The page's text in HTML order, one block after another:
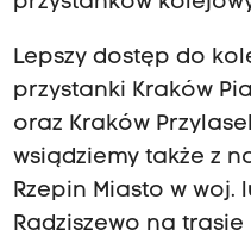
Lepszy dostęp do
przystanki Kraków
oraz Kraków
wsiądziemy także z
Rzepin Miasto w woj.
Radziszewo na